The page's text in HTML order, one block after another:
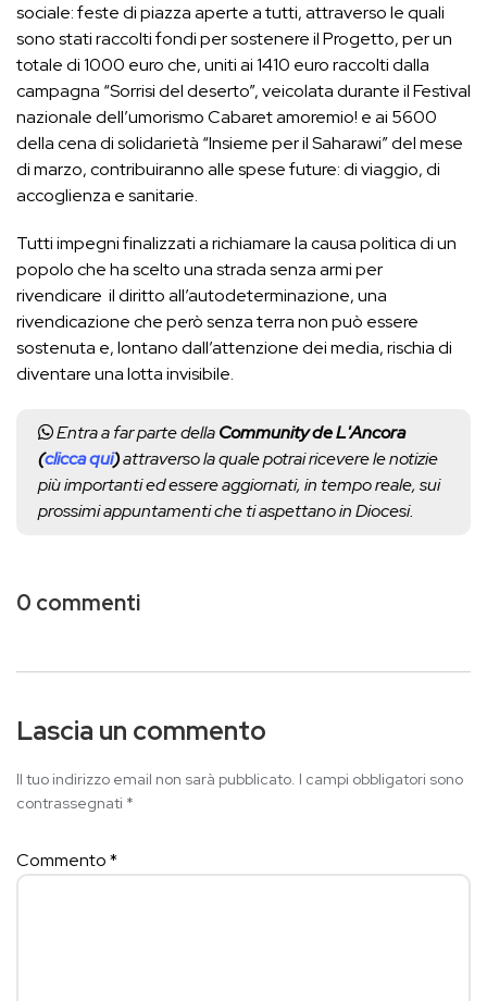
sociale: feste di piazza aperte a tutti, attraverso le quali
sono stati raccolti fondi per sostenere il Progetto, per un
totale di 1000 euro che, uniti ai 1410 euro raccolti dalla
campagna “Sorrisi del deserto”, veicolata durante il Festival
nazionale dell’umorismo Cabaret amoremio! e ai 5600
della cena di solidarietà “Insieme per il Saharawi” del mese
di marzo, contribuiranno alle spese future: di viaggio, di
accoglienza e sanitarie.
Tutti impegni finalizzati a richiamare la causa politica di un
popolo che ha scelto una strada senza armi per
rivendicare il diritto all’autodeterminazione, una
rivendicazione che però senza terra non può essere
sostenuta e, lontano dall’attenzione dei media, rischia di
diventare una lotta invisibile.
Entra a far parte dellaCommunity de L'Ancora
(clicca qui)attraverso la quale potrai ricevere le notizie
più importanti ed essere aggiornati, in tempo reale, sui
prossimi appuntamenti che ti aspettano in Diocesi.
0 commenti
Lascia un commento
Il tuo indirizzo email non sarà pubblicato. I campi obbligatori sono
contrassegnati *
Commento*